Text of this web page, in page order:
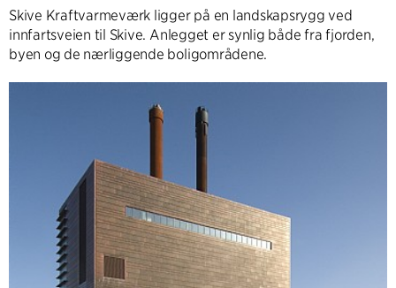
Skive Kraftvarmeværk ligger på en landskapsrygg ved
innfartsveien til Skive. Anlegget er synlig både fra fjorden,
byen og de nærliggende boligområdene.